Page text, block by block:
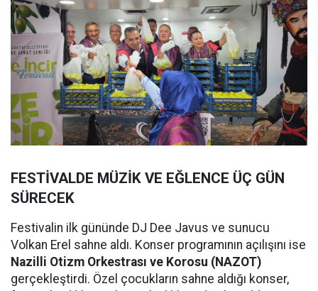
FESTİVALDE MÜZİK VE EĞLENCE ÜÇ GÜN
SÜRECEK
Festivalin ilk gününde DJ Dee Javus ve sunucu
Volkan Erel sahne aldı. Konser programının açılışını ise
Nazilli Otizm Orkestrası ve Korosu (NAZOT)
gerçekleştirdi. Özel çocukların sahne aldığı konser,